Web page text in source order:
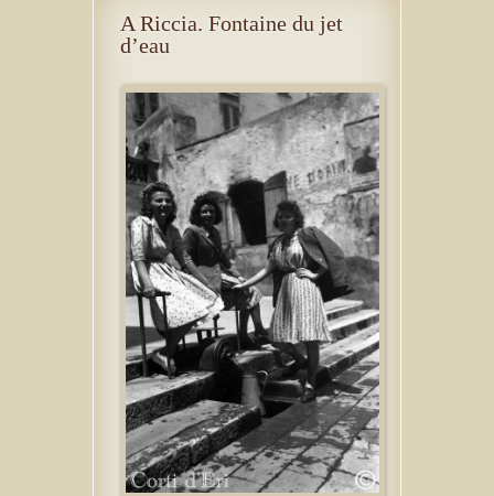
A Riccia. Fontaine du jet
d’eau